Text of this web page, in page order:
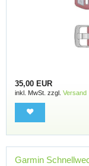
35,00 EUR
inkl. MwSt. zzgl. Versand
Garmin